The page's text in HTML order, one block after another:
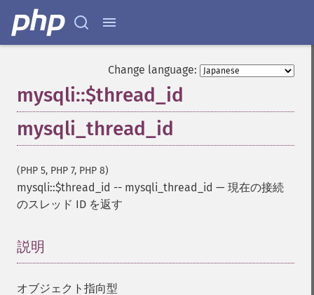
Change language:
mysqli::$thread_id
mysqli_thread_id
(PHP 5, PHP 7, PHP 8)
mysqli::$thread_id -- mysqli_thread_id — 現在の接続
のスレッド ID を返す
説明
オブジェクト指向型